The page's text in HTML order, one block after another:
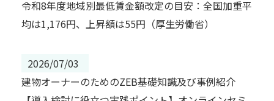
令和8年度地域別最低賃金額改定の目安：全国加重平
均は1,176円、上昇額は55円（厚生労働省）
2026/07/03
建物オーナーのためのZEB基礎知識及び事例紹介